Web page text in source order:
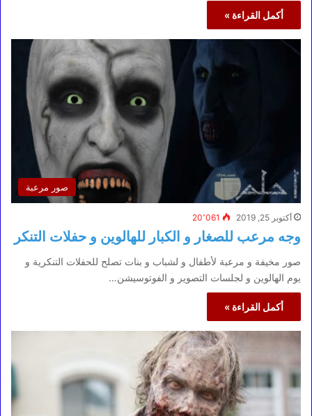
أكمل القراءة »
صور مرعبة
أكتوبر 25, 2019 20٬061
وجه مرعب للصغار و الكبار للهالوين و حفلات التنكر
صور مخيفة و مرعبة لأطفال و لشباب و بنات تصلح للحفلات التنكرية و
يوم الهالوين و لجلسات التصوير و الفوتوسيشن…
أكمل القراءة »